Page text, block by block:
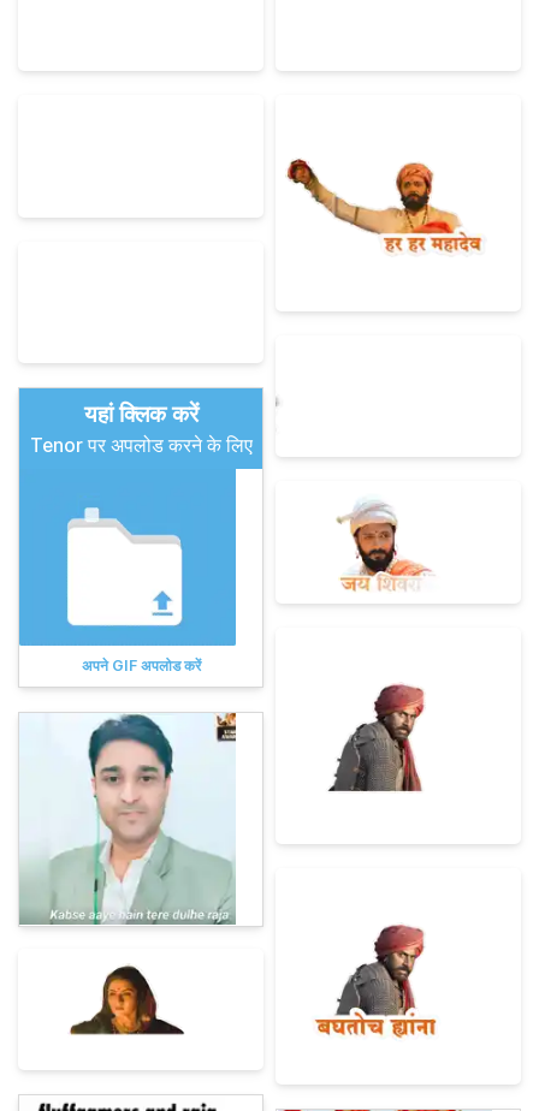
यहां क्लिक करें
Tenor पर अपलोड करने के लिए
अपने GIF अपलोड करें